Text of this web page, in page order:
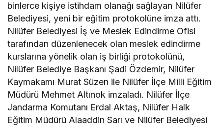
binlerce kişiye istihdam olanağı sağlayan Nilüfer
Belediyesi, yeni bir eğitim protokolüne imza attı.
Nilüfer Belediyesi İş ve Meslek Edindirme Ofisi
tarafından düzenlenecek olan meslek edindirme
kurslarına yönelik olan iş birliği protokolünü,
Nilüfer Belediye Başkanı Şadi Özdemir, Nilüfer
Kaymakamı Murat Süzen ile Nilüfer İlçe Milli Eğitim
Müdürü Mehmet Altınok imzaladı. Nilüfer İlçe
Jandarma Komutanı Erdal Aktaş, Nilüfer Halk
Eğitim Müdürü Alaaddin Sarı ve Nilüfer Belediyesi